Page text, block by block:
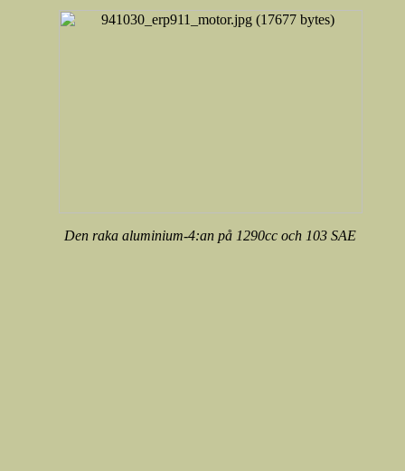
Den raka aluminium-4:an på 1290cc och 103 SAE